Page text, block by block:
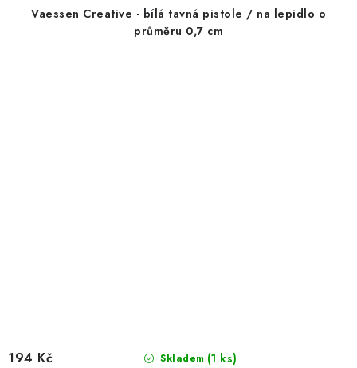
Vaessen Creative - bílá tavná pistole / na lepidlo o
průměru 0,7 cm
Skladem (1 ks)
194 Kč